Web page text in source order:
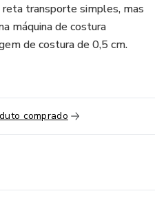
reta transporte simples, mas
máquina de costura
de costura de 0,5 cm.
comprado